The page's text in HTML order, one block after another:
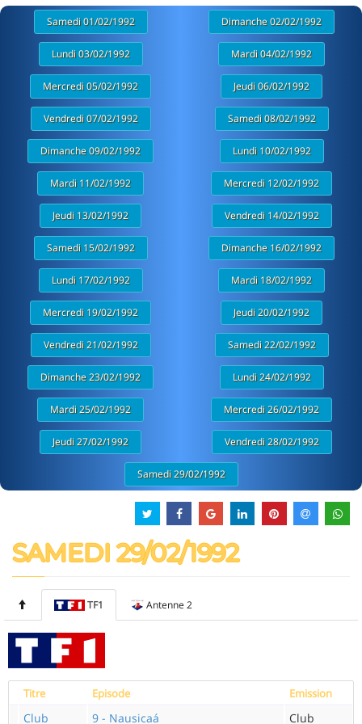
Samedi 01/02/1992 Dimanche 02/02/1992
Lundi 03/02/1992 Mardi 04/02/1992
Mercredi 05/02/1992 Jeudi 06/02/1992
Vendredi 07/02/1992 Samedi 08/02/1992
Dimanche 09/02/1992 Lundi 10/02/1992
Mardi 11/02/1992 Mercredi 12/02/1992
Jeudi 13/02/1992 Vendredi 14/02/1992
Samedi 15/02/1992 Dimanche 16/02/1992
Lundi 17/02/1992 Mardi 18/02/1992
Mercredi 19/02/1992 Jeudi 20/02/1992
Vendredi 21/02/1992 Samedi 22/02/1992
Dimanche 23/02/1992 Lundi 24/02/1992
Mardi 25/02/1992 Mercredi 26/02/1992
Jeudi 27/02/1992 Vendredi 28/02/1992
Samedi 29/02/1992
SAMEDI 29/02/1992
TF1 Antenne 2
Titre Episode Emission
Club 9 - Nausicaá Club